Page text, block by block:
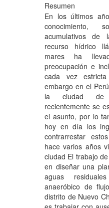
Resumen
En los últimos
conocimiento,
acumulativos de
recurso hídrico
mares ha
preocupación e
cada vez
embargo en el
la ciudad de
recientemente se
el asunto, por lo
hoy en día los
contrarrestar
hace varios años
ciudad El trabajo
en diseñar una
aguas
anaeróbico de
distrito de Nuevo